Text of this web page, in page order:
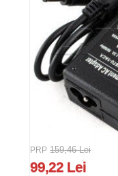
PRP 159,46 Lei
99,22 Lei